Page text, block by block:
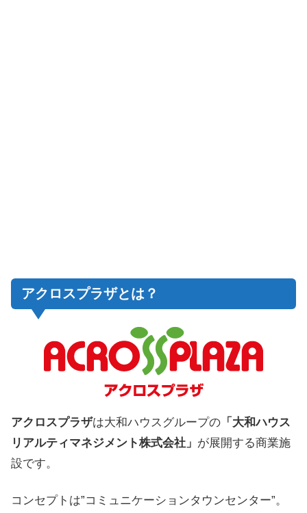
アクロスプラザとは？
アクロスプラザは大和ハウスグループの 「大和ハウス
リアルティマネジメント株式会社」 が展開する商業施
設です。
コンセプトは”コミュニケーションタウンセンター”。